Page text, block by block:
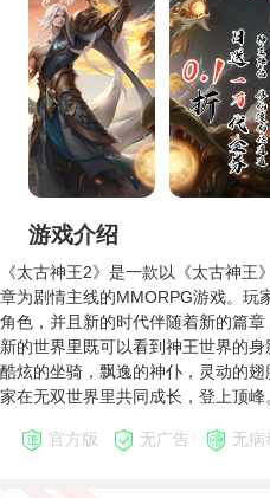
游戏介绍
《太古神王2》是一款以《太古神
章为剧情主线的MMORPG游戏。玩
角色，并且新的时代伴随着新的篇
新的世界里既可以看到神王世界的
酷炫的坐骑，飘逸的神仆，灵动的
家在无双世界里共同成长，登上顶峰
官方版 无广告 无病